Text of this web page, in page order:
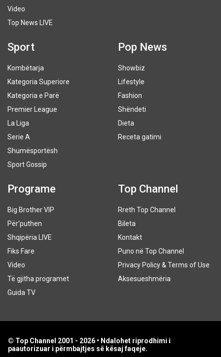
Video
Top News LIVE
Sport
Kombëtarja
Kategoria Superiore
Kategoria e Parë
Premier League
La Liga
Serie A
Shumësportësh
Sport Gossip
Pop News
Showbiz
Lifestyle
Fashion
Shëndeti
Dieta
Receta gatimi
Programe
Big Brother VIP
Për’puthen
Shqipëria LIVE
Fiks Fare
Video
Të gjitha programet
Guida TV
Top Channel
Rreth Top Channel
Bileta
Kontakt
Puno në Top Channel
Privacy Policy & Terms of Use
Aksesueshmëria
© Top Channel 2001 - 2026 • Ndalohet riprodhimi i
paautorizuar i përmbajtjes së kësaj faqeje.